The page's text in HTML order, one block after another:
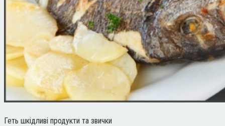
Геть шкідливі продукти та звички